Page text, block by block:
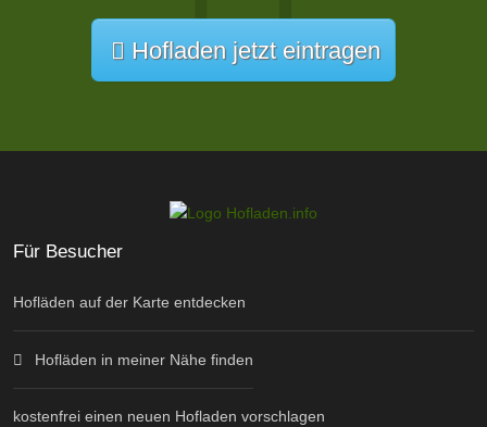
Hofladen jetzt eintragen
Für Besucher
Hofläden auf der Karte entdecken
Hofläden in meiner Nähe finden
kostenfrei einen neuen Hofladen vorschlagen